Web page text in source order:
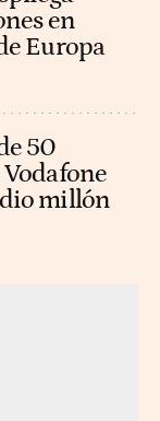
en
Europa
50
millón